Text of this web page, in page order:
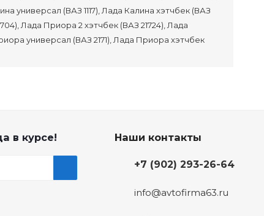
универсал (ВАЗ 1117), Лада Калина хэтчбек (ВАЗ
Лада Приора 2 хэтчбек (ВАЗ 21724), Лада
универсал (ВАЗ 2171), Лада Приора хэтчбек
в курсе! Наши контакты
+7 (902) 293-26-64
info@avtofirma63.ru